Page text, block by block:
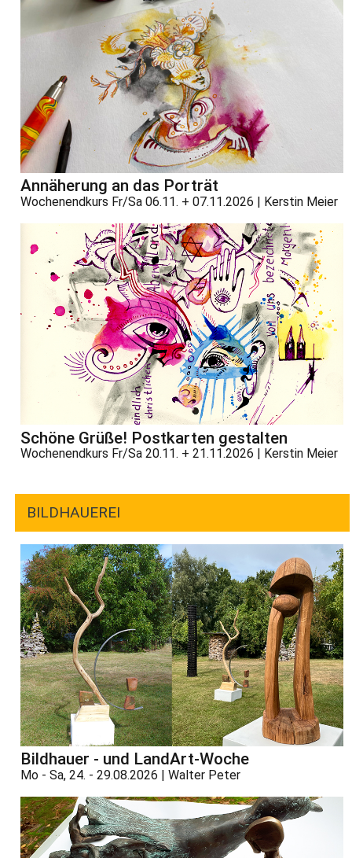
Annäherung an das Porträt
Wochenendkurs Fr/Sa 06.11. + 07.11.2026 | Kerstin Meier
Schöne Grüße! Postkarten gestalten
Wochenendkurs Fr/Sa 20.11. + 21.11.2026 | Kerstin Meier
BILDHAUEREI
Bildhauer - und LandArt-Woche
Mo - Sa, 24. - 29.08.2026 | Walter Peter